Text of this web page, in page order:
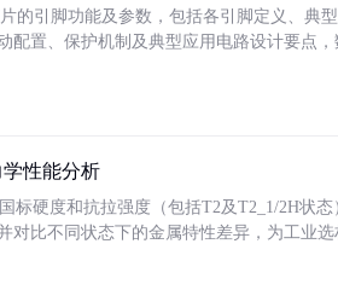
的引脚功能及参数，包括各引脚定义、典
配置、保护机制及典型应用电路设计要点
性能分析
标硬度和抗拉强度（包括T2及T2_1/2H状
对比不同状态下的金属特性差异，为工业选